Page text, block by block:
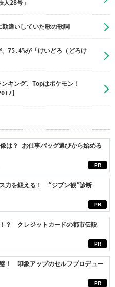
人28号」
違いしていた歌の歌詞
75.4%が「けいどろ（どろけ
キング、Topはポケモン！
】
PR
は？ お仕事バッグ選びから始める
PR
ス力を鍛える！ “ジブン観”診断
PR
？ クレジットカードの都市伝説
PR
！ 印象アップのセルフプロデュー